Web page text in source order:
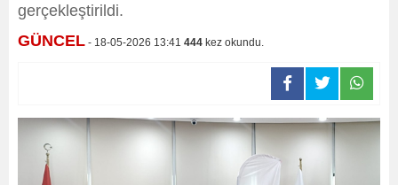
gerçekleştirildi.
GÜNCEL - 18-05-2026 13:41 444 kez okundu.